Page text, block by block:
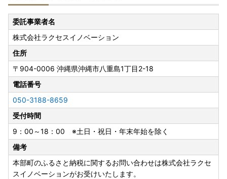
ため、
ご変更希望の際はお早目のご連絡をお願いいたします。
---------------------------------------------------------------
--
【ワンストップについて】
ワンストップ特例申請書の提出期限は、2027年1月10日必着
です。添付書類と合わせて期限内に下記へご郵送下さい。
〒905-0292
沖縄県国頭郡本部町字東5番地
本部町役場 企画商工観光課 宛
▼▼▼下記よりダウンロード頂けます▼▼▼▼
・ワンストップ特例申請書
委託事業者名
株式会社ラクセスイノベーション
住所
〒904-0006 沖縄県沖縄市八重島1丁目2-18
電話番号
050-3188-8659
受付時間
9：00～18：00 ※土日・祝日・年末年始を除く
備考
本部町のふるさと納税に関するお問い合わせは株式会社ラクセ
スイノベーションがお受けいたします。